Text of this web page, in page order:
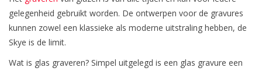
gelegenheid gebruikt worden. De ontwerpen voor de gravures
kunnen zowel een klassieke als moderne uitstraling hebben, de
Skye is de limit.
Wat is glas graveren? Simpel uitgelegd is een glas gravure een